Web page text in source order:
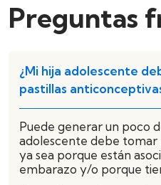
Preguntas
¿Mi hija adolescente
pastillas
Puede generar un poco
adolescente debe tomar
ya sea porque están
embarazo y/o porque